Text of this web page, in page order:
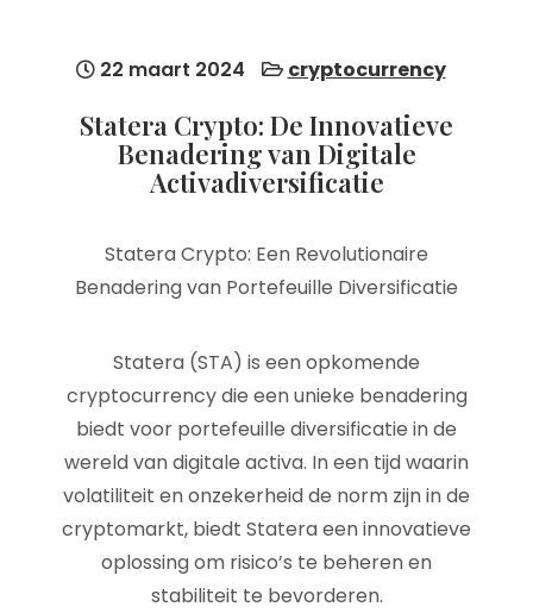
22 maart 2024 cryptocurrency
Statera Crypto: De Innovatieve
Benadering van Digitale
Activadiversificatie
Statera Crypto: Een Revolutionaire
Benadering van Portefeuille Diversificatie
Statera (STA) is een opkomende
cryptocurrency die een unieke benadering
biedt voor portefeuille diversificatie in de
wereld van digitale activa. In een tijd waarin
volatiliteit en onzekerheid de norm zijn in de
cryptomarkt, biedt Statera een innovatieve
oplossing om risico’s te beheren en
stabiliteit te bevorderen.